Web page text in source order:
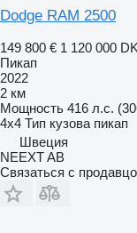
Dodge RAM 2500
149 800 € 1 120 000
Пикап
2022
2 км
Мощность 416 л.с.
4x4 Тип кузова пикап
Швеция
NEEXT AB
Связаться с